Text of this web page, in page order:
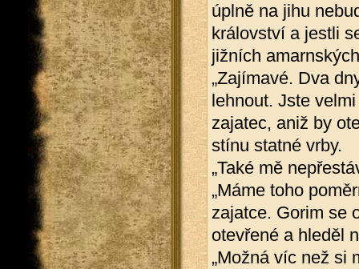
úplně na jihu
království a jestli
jižních
„Zajímavé. Dva
lehnout. Jste
zajatec, aniž by
stínu statné vrby.
„Také mě
„Máme toho
zajatce. Gorim se
otevřené a hleděl
„Možná víc než si